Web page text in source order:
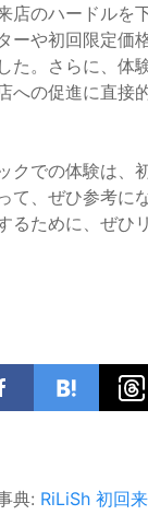
店のハードルを
ーや初回限定価
た。さらに、体
への促進に直接
クでの体験は、
て、ぜひ参考に
るために、ぜひ
典: RiLiSh 初回